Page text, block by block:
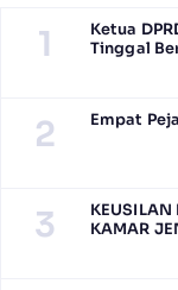
1
Ketua
Tinggal
2 Empat
3
KEUSILAN
KAMAR